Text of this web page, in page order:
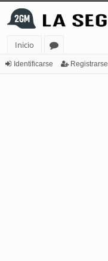
Inicio
or
Identificarse Registrarse